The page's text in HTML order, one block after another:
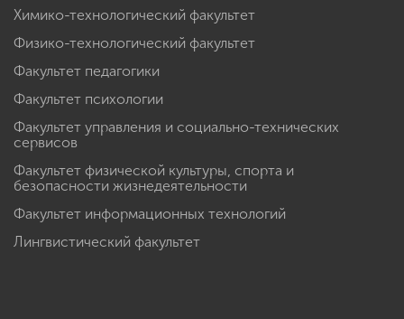
Химико-технологический факультет
Физико-технологический факультет
Факультет педагогики
Факультет психологии
Факультет управления и социально-технических
сервисов
Факультет физической культуры, спорта и
безопасности жизнедеятельности
Факультет информационных технологий
Лингвистический факультет